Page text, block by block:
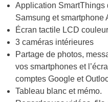
Application SmartThings
Samsung et smartphone
Écran tactile LCD couleur
3 caméras intérieures
Partage de photos,
vos smartphones et
comptes Google et
Tableau blanc et mémo.